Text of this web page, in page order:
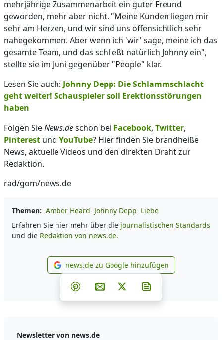
mehrjährige Zusammenarbeit ein guter Freund
geworden, mehr aber nicht. "Meine Kunden liegen mir
sehr am Herzen, und wir sind uns offensichtlich sehr
nahegekommen. Aber wenn ich 'wir' sage, meine ich das
gesamte Team, und das schließt natürlich Johnny ein",
stellte sie im Juni gegenüber "People" klar.
Lesen Sie auch: Johnny Depp: Die Schlammschlacht
geht weiter! Schauspieler soll Erektionsstörungen
haben
Folgen SieNews.deschon bei Facebook, Twitter,
Pinterest und YouTube? Hier finden Sie brandheiße
News, aktuelle Videos und den direkten Draht zur
Redaktion.
rad/gom/news.de
Themen: Amber Heard Johnny Depp Liebe
Erfahren Sie hier mehr über die journalistischen Standards
und die Redaktion von news.de.
news.de zu Google
news.de zu Google hinzufügen
Teilen auf Facebook
Teilen auf Whatsapp
Teilen auf Telegram
Teilen auf Pinterest
Per E-Mail teilen
Post auf X
Newsletter von news.de